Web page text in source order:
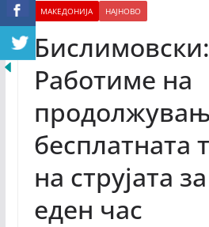
МАКЕДОНИЈА НАЈНОВО
Бислимовски:
Работиме на
бесплатната
на струјата
еден час